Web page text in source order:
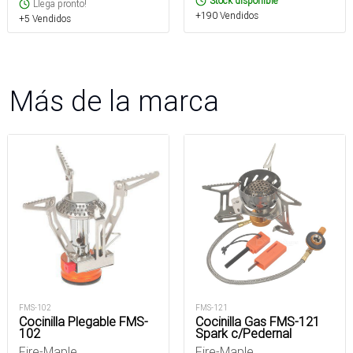
Llega pronto!
+5 Vendidos
+190 Vendidos
Más de la marca
FMS-102
Cocinilla Plegable FMS-
102
FMS-121
Cocinilla Gas FMS-121
Spark c/Pedernal